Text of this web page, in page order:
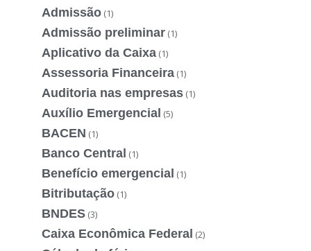
Admissão (1)
Admissão preliminar (1)
Aplicativo da Caixa (1)
Assessoria Financeira (1)
Auditoria nas empresas (1)
Auxílio Emergencial (5)
BACEN (1)
Banco Central (1)
Benefício emergencial (1)
Bitributação (1)
BNDES (3)
Caixa Econômica Federal (2)